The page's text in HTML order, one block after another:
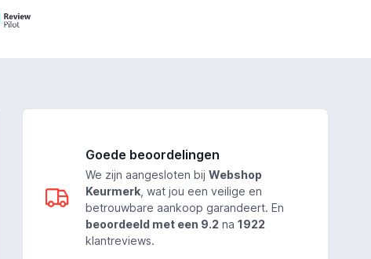
Goede beoordelingen
We zijn aangesloten bijWebshop
Keurmerk , wat jou een veilige en
betrouwbare aankoop garandeert. En
beoordeeld met een 9.2 na1922
klantreviews.